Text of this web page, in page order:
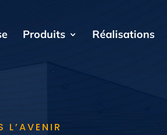
Produits Réalisations
L’AVENIR